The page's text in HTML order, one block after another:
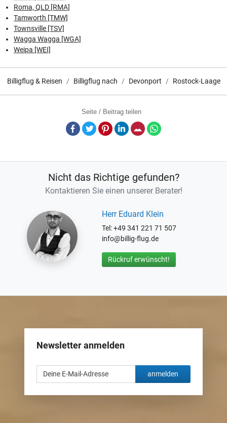
Roma, QLD [RMA]
Tamworth [TMW]
Townsville [TSV]
Wagga Wagga [WGA]
Weipa [WEI]
Billigflug & Reisen Billigflug nach Devonport Rostock-Laage
Seite / Beitrag teilen
Facebook
TwitterPinterestLinkedInE-Mail
Nicht das Richtige gefunden?
Kontaktieren Sie einen unserer Berater!
Herr Eduard Klein
Tel: +49 341 221 71 507
info@billig-flug.de
Rückruf erwünscht!
Newsletter anmelden
anmelden